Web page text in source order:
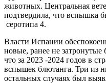
животных. Центральная
подтвердила, что вспышка
серотипа 4.
Власти Испании
новые, ранее не затронутые
что за 2023 -2024 годов в
вспышек блютанга. Три из
остальных случаях был